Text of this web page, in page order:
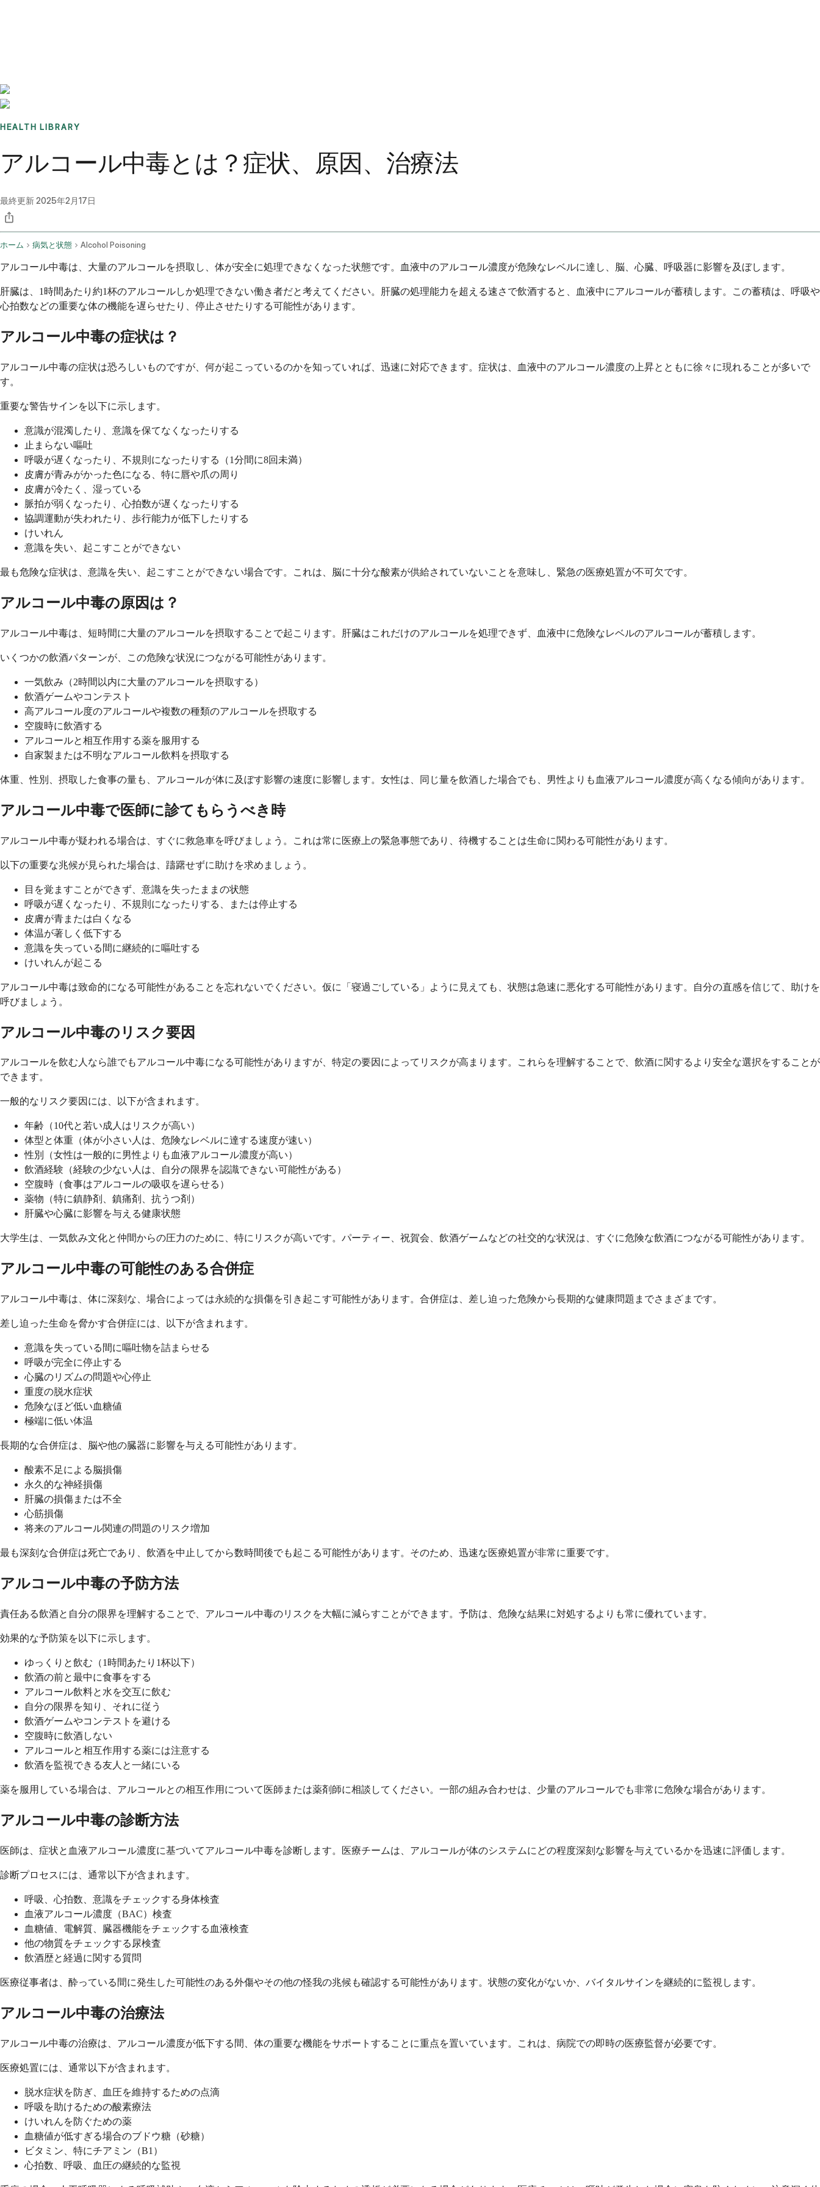
HEALTH LIBRARY
アルコール中毒とは？症状、原因、治療法
最終更新2025年2月17日
ホーム 病気と状態 Alcohol Poisoning
アルコール中毒は、大量のアルコールを摂取し、体が安全に処理できなくなった状態です。血液中のアルコール濃度が危険なレベルに達し、脳、心臓、呼吸器に影響を及ぼします。
肝臓は、1時間あたり約1杯のアルコールしか処理できない働き者だと考えてください。肝臓の処理能力を超える速さで飲酒すると、血液中にアルコールが蓄積します。この蓄積は、呼吸や
心拍数などの重要な体の機能を遅らせたり、停止させたりする可能性があります。
アルコール中毒の症状は？
アルコール中毒の症状は恐ろしいものですが、何が起こっているのかを知っていれば、迅速に対応できます。症状は、血液中のアルコール濃度の上昇とともに徐々に現れることが多いで
す。
重要な警告サインを以下に示します。
意識が混濁したり、意識を保てなくなったりする
止まらない嘔吐
呼吸が遅くなったり、不規則になったりする（1分間に8回未満）
皮膚が青みがかった色になる、特に唇や爪の周り
皮膚が冷たく、湿っている
脈拍が弱くなったり、心拍数が遅くなったりする
協調運動が失われたり、歩行能力が低下したりする
けいれん
意識を失い、起こすことができない
最も危険な症状は、意識を失い、起こすことができない場合です。これは、脳に十分な酸素が供給されていないことを意味し、緊急の医療処置が不可欠です。
アルコール中毒の原因は？
アルコール中毒は、短時間に大量のアルコールを摂取することで起こります。肝臓はこれだけのアルコールを処理できず、血液中に危険なレベルのアルコールが蓄積します。
いくつかの飲酒パターンが、この危険な状況につながる可能性があります。
一気飲み（2時間以内に大量のアルコールを摂取する）
飲酒ゲームやコンテスト
高アルコール度のアルコールや複数の種類のアルコールを摂取する
空腹時に飲酒する
アルコールと相互作用する薬を服用する
自家製または不明なアルコール飲料を摂取する
体重、性別、摂取した食事の量も、アルコールが体に及ぼす影響の速度に影響します。女性は、同じ量を飲酒した場合でも、男性よりも血液アルコール濃度が高くなる傾向があります。
アルコール中毒で医師に診てもらうべき時
アルコール中毒が疑われる場合は、すぐに救急車を呼びましょう。これは常に医療上の緊急事態であり、待機することは生命に関わる可能性があります。
以下の重要な兆候が見られた場合は、躊躇せずに助けを求めましょう。
目を覚ますことができず、意識を失ったままの状態
呼吸が遅くなったり、不規則になったりする、または停止する
皮膚が青または白くなる
体温が著しく低下する
意識を失っている間に継続的に嘔吐する
けいれんが起こる
アルコール中毒は致命的になる可能性があることを忘れないでください。仮に「寝過ごしている」ように見えても、状態は急速に悪化する可能性があります。自分の直感を信じて、助けを
呼びましょう。
アルコール中毒のリスク要因
アルコールを飲む人なら誰でもアルコール中毒になる可能性がありますが、特定の要因によってリスクが高まります。これらを理解することで、飲酒に関するより安全な選択をすることが
できます。
一般的なリスク要因には、以下が含まれます。
年齢（10代と若い成人はリスクが高い）
体型と体重（体が小さい人は、危険なレベルに達する速度が速い）
性別（女性は一般的に男性よりも血液アルコール濃度が高い）
飲酒経験（経験の少ない人は、自分の限界を認識できない可能性がある）
空腹時（食事はアルコールの吸収を遅らせる）
薬物（特に鎮静剤、鎮痛剤、抗うつ剤）
肝臓や心臓に影響を与える健康状態
大学生は、一気飲み文化と仲間からの圧力のために、特にリスクが高いです。パーティー、祝賀会、飲酒ゲームなどの社交的な状況は、すぐに危険な飲酒につながる可能性があります。
アルコール中毒の可能性のある合併症
アルコール中毒は、体に深刻な、場合によっては永続的な損傷を引き起こす可能性があります。合併症は、差し迫った危険から長期的な健康問題までさまざまです。
差し迫った生命を脅かす合併症には、以下が含まれます。
意識を失っている間に嘔吐物を詰まらせる
呼吸が完全に停止する
心臓のリズムの問題や心停止
重度の脱水症状
危険なほど低い血糖値
極端に低い体温
長期的な合併症は、脳や他の臓器に影響を与える可能性があります。
酸素不足による脳損傷
永久的な神経損傷
肝臓の損傷または不全
心筋損傷
将来のアルコール関連の問題のリスク増加
最も深刻な合併症は死亡であり、飲酒を中止してから数時間後でも起こる可能性があります。そのため、迅速な医療処置が非常に重要です。
アルコール中毒の予防方法
責任ある飲酒と自分の限界を理解することで、アルコール中毒のリスクを大幅に減らすことができます。予防は、危険な結果に対処するよりも常に優れています。
効果的な予防策を以下に示します。
ゆっくりと飲む（1時間あたり1杯以下）
飲酒の前と最中に食事をする
アルコール飲料と水を交互に飲む
自分の限界を知り、それに従う
飲酒ゲームやコンテストを避ける
空腹時に飲酒しない
アルコールと相互作用する薬には注意する
飲酒を監視できる友人と一緒にいる
薬を服用している場合は、アルコールとの相互作用について医師または薬剤師に相談してください。一部の組み合わせは、少量のアルコールでも非常に危険な場合があります。
アルコール中毒の診断方法
医師は、症状と血液アルコール濃度に基づいてアルコール中毒を診断します。医療チームは、アルコールが体のシステムにどの程度深刻な影響を与えているかを迅速に評価します。
診断プロセスには、通常以下が含まれます。
呼吸、心拍数、意識をチェックする身体検査
血液アルコール濃度（BAC）検査
血糖値、電解質、臓器機能をチェックする血液検査
他の物質をチェックする尿検査
飲酒歴と経過に関する質問
医療従事者は、酔っている間に発生した可能性のある外傷やその他の怪我の兆候も確認する可能性があります。状態の変化がないか、バイタルサインを継続的に監視します。
アルコール中毒の治療法
アルコール中毒の治療は、アルコール濃度が低下する間、体の重要な機能をサポートすることに重点を置いています。これは、病院での即時の医療監督が必要です。
医療処置には、通常以下が含まれます。
脱水症状を防ぎ、血圧を維持するための点滴
呼吸を助けるための酸素療法
けいれんを防ぐための薬
血糖値が低すぎる場合のブドウ糖（砂糖）
ビタミン、特にチアミン（B1）
心拍数、呼吸、血圧の継続的な監視